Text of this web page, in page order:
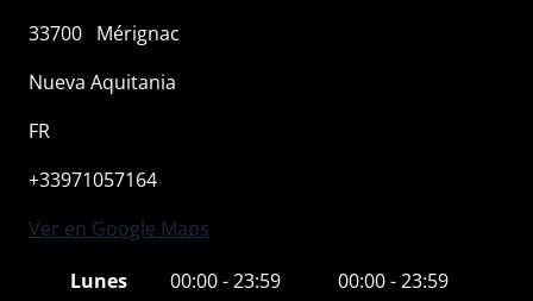
33700 Mérignac
Nueva Aquitania
FR
+33971057164
Ver en Google Maps
Lunes
00:00 - 23:59
00:00 - 23:59